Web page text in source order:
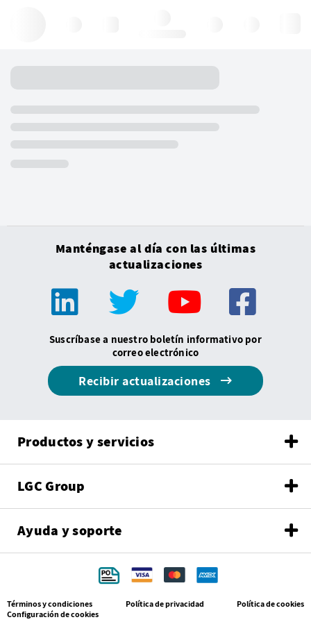
Manténgase al día con las últimas
actualizaciones
Suscríbase a nuestro boletín informativo por
correo electrónico
Recibir actualizaciones
Productos y servicios
LGC Group
Ayuda y soporte
Términos y condiciones Política de privacidad
Política de cookies
Configuración de cookies